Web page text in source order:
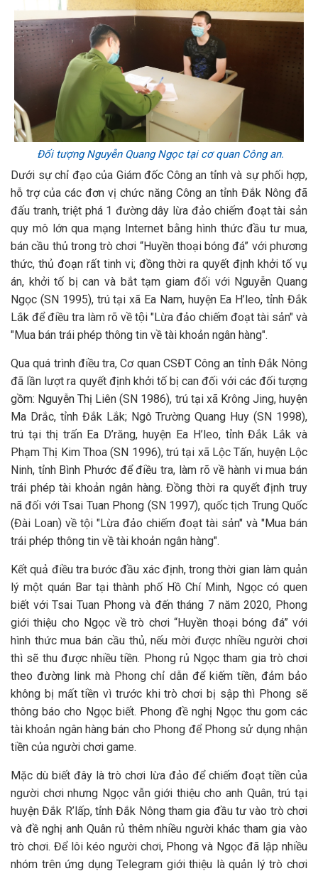
Đối tượng Nguyễn Quang Ngọc tại cơ quan Công an.
Dưới sự chỉ đạo của Giám đốc Công an tỉnh và sự phối hợp,
hỗ trợ của các đơn vị chức năng Công an tỉnh Đắk Nông đã
đấu tranh, triệt phá 1 đường dây lừa đảo chiếm đoạt tài sản
quy mô lớn qua mạng Internet bằng hình thức đầu tư mua,
bán cầu thủ trong trò chơi “Huyền thoại bóng đá” với phương
thức, thủ đoạn rất tinh vi; đồng thời ra quyết định khởi tố vụ
án, khởi tố bị can và bắt tạm giam đối với Nguyễn Quang
Ngọc (SN 1995), trú tại xã Ea Nam, huyện Ea H’leo, tỉnh Đắk
Lắk để điều tra làm rõ về tội "Lừa đảo chiếm đoạt tài sản" và
"Mua bán trái phép thông tin về tài khoản ngân hàng".
Qua quá trình điều tra, Cơ quan CSĐT Công an tỉnh Đắk Nông
đã lần lượt ra quyết định khởi tố bị can đối với các đối tượng
gồm: Nguyễn Thị Liên (SN 1986), trú tại xã Krông Jing, huyện
Ma Drắc, tỉnh Đắk Lắk; Ngô Trường Quang Huy (SN 1998),
trú tại thị trấn Ea D’răng, huyện Ea H’leo, tỉnh Đắk Lắk và
Phạm Thị Kim Thoa (SN 1996), trú tại xã Lộc Tấn, huyện Lộc
Ninh, tỉnh Bình Phước để điều tra, làm rõ về hành vi mua bán
trái phép tài khoản ngân hàng. Đồng thời ra quyết định truy
nã đối với Tsai Tuan Phong (SN 1997), quốc tịch Trung Quốc
(Đài Loan) về tội "Lừa đảo chiếm đoạt tài sản" và "Mua bán
trái phép thông tin về tài khoản ngân hàng".
Kết quả điều tra bước đầu xác định, trong thời gian làm quản
lý một quán Bar tại thành phố Hồ Chí Minh, Ngọc có quen
biết với Tsai Tuan Phong và đến tháng 7 năm 2020, Phong
giới thiệu cho Ngọc về trò chơi “Huyền thoại bóng đá” với
hình thức mua bán cầu thủ, nếu mời được nhiều người chơi
thì sẽ thu được nhiều tiền. Phong rủ Ngọc tham gia trò chơi
theo đường link mà Phong chỉ dẫn để kiếm tiền, đảm bảo
không bị mất tiền vì trước khi trò chơi bị sập thì Phong sẽ
thông báo cho Ngọc biết. Phong đề nghị Ngọc thu gom các
tài khoản ngân hàng bán cho Phong để Phong sử dụng nhận
tiền của người chơi game.
Mặc dù biết đây là trò chơi lừa đảo để chiếm đoạt tiền của
người chơi nhưng Ngọc vẫn giới thiệu cho anh Quân, trú tại
huyện Đắk R’lấp, tỉnh Đắk Nông tham gia đầu tư vào trò chơi
và đề nghị anh Quân rủ thêm nhiều người khác tham gia vào
trò chơi. Để lôi kéo người chơi, Phong và Ngọc đã lập nhiều
nhóm trên ứng dụng Telegram giới thiệu là quản lý trò chơi